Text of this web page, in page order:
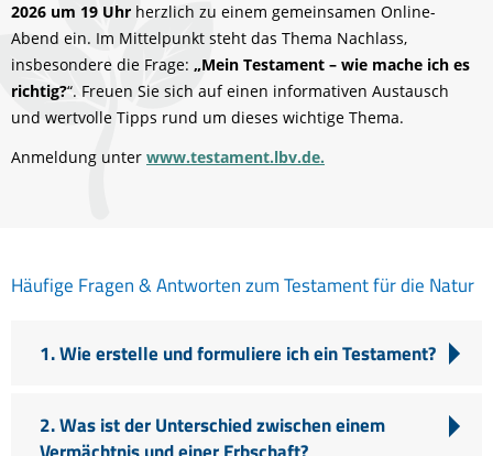
2026 um 19 Uhr herzlich zu einem gemeinsamen Online-
Abend ein. Im Mittelpunkt steht das Thema Nachlass,
insbesondere die Frage: „Mein Testament – wie mache ich es
richtig?“. Freuen Sie sich auf einen informativen Austausch
und wertvolle Tipps rund um dieses wichtige Thema.
Anmeldung unter www.testament.lbv.de.
Häufige Fragen & Antworten zum Testament für die Natur
1. Wie erstelle und formuliere ich ein Testament?
2. Was ist der Unterschied zwischen einem